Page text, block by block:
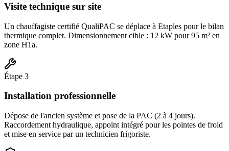
Visite technique sur site
Un chauffagiste certifié QualiPAC se déplace à Etaples pour le bilan
thermique complet. Dimensionnement cible : 12 kW pour 95 m² en
zone H1a.
Étape 3
Installation professionnelle
Dépose de l'ancien système et pose de la PAC (2 à 4 jours).
Raccordement hydraulique, appoint intégré pour les pointes de froid
et mise en service par un technicien frigoriste.